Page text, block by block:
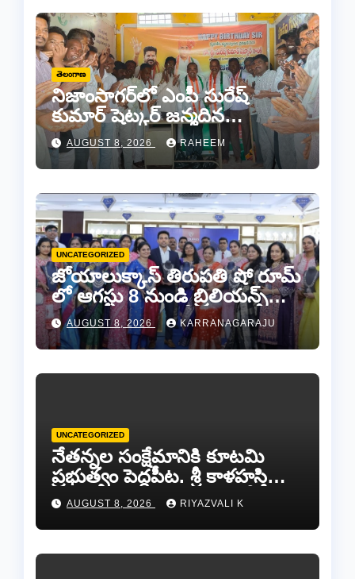
తెలంగాణ
నిజాంసాగర్‌లో ఎంపీ సురేష్
కుమార్ షెట్కర్ జన్మదిన
వేడుకలు..
AUGUST 8, 2026 RAHEEM
UNCATEGORIZED
జోయాలుక్కాస్ తిరుపతి షో రూమ్
లో ఆగస్టు 8 నుండి బ్రిలియన్స్
డైమండ్ జ్యాయలరీ షో..
AUGUST 8, 2026 KARRANAGARAJU
UNCATEGORIZED
నేతన్నల సంక్షేమానికి కూటమి
ప్రభుత్వం పెద్దపీట. శ్రీ కాళహస్తి
ఎమ్మెల్యే బొజ్జల వెంకట సుధీర్ రెడ్డి.
AUGUST 8, 2026 RIYAZVALI K